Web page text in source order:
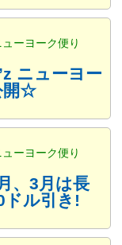
ーヨーク便り
ニューヨー
開☆
ーヨーク便り
、3月は長
ドル引き!